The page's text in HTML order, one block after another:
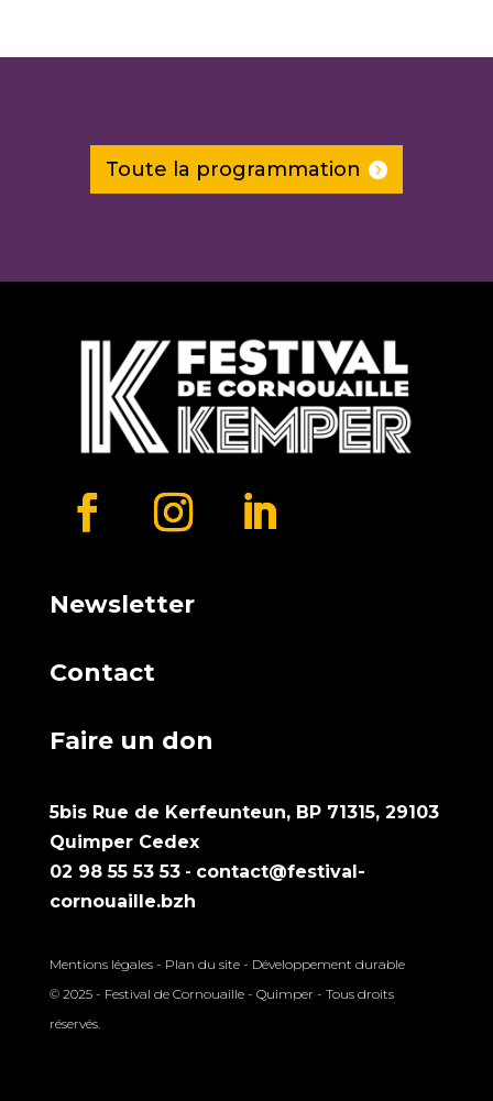
Toute la programmation
Newsletter
Contact
Faire un don
5bis Rue de Kerfeunteun, BP 71315, 29103
Quimper Cedex
02 98 55 53 53- contact@festival-
cornouaille.bzh
Mentions légales- Plan du site- Développement durable
© 2025 - Festival de Cornouaille - Quimper - Tous droits
réservés.